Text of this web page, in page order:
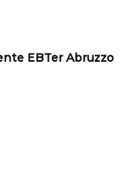
EBTer Abruzzo